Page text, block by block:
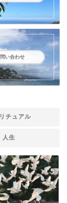
い合わせ
チュアル
人生